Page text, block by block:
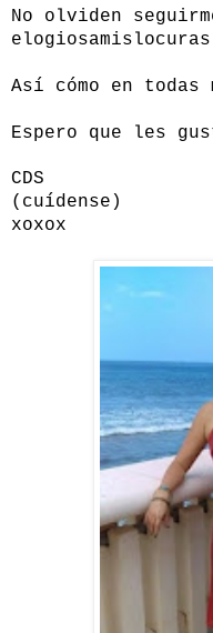
No olviden
elogiosamislocuras
Así cómo en
Espero que les
CDS
(cuídense)
xoxox